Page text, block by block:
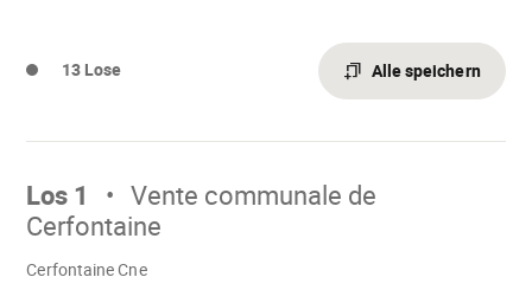
13 Lose Alle speichern
Mach
Los 1
Vente communale de
Cerfontaine
Cerfontaine Cne